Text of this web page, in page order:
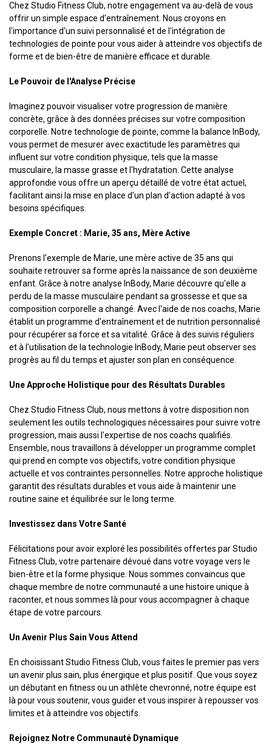
Chez Studio Fitness Club, notre engagement va au-delà de vous
offrir un simple espace d'entraînement. Nous croyons en
l'importance d'un suivi personnalisé et de l'intégration de
technologies de pointe pour vous aider à atteindre vos objectifs de
forme et de bien-être de manière efficace et durable.
Le Pouvoir de l'Analyse Précise
Imaginez pouvoir visualiser votre progression de manière
concrète, grâce à des données précises sur votre composition
corporelle. Notre technologie de pointe, comme la balance InBody,
vous permet de mesurer avec exactitude les paramètres qui
influent sur votre condition physique, tels que la masse
musculaire, la masse grasse et l'hydratation. Cette analyse
approfondie vous offre un aperçu détaillé de votre état actuel,
facilitant ainsi la mise en place d'un plan d'action adapté à vos
besoins spécifiques.
Exemple Concret : Marie, 35 ans, Mère Active
Prenons l'exemple de Marie, une mère active de 35 ans qui
souhaite retrouver sa forme après la naissance de son deuxième
enfant. Grâce à notre analyse InBody, Marie découvre qu'elle a
perdu de la masse musculaire pendant sa grossesse et que sa
composition corporelle a changé. Avec l'aide de nos coachs, Marie
établit un programme d'entraînement et de nutrition personnalisé
pour récupérer sa force et sa vitalité. Grâce à des suivis réguliers
et à l'utilisation de la technologie InBody, Marie peut observer ses
progrès au fil du temps et ajuster son plan en conséquence.
Une Approche Holistique pour des Résultats Durables
Chez Studio Fitness Club, nous mettons à votre disposition non
seulement les outils technologiques nécessaires pour suivre votre
progression, mais aussi l'expertise de nos coachs qualifiés.
Ensemble, nous travaillons à développer un programme complet
qui prend en compte vos objectifs, votre condition physique
actuelle et vos contraintes personnelles. Notre approche holistique
garantit des résultats durables et vous aide à maintenir une
routine saine et équilibrée sur le long terme.
Investissez dans Votre Santé
Félicitations pour avoir exploré les possibilités offertes par Studio
Fitness Club, votre partenaire dévoué dans votre voyage vers le
bien-être et la forme physique. Nous sommes convaincus que
chaque membre de notre communauté a une histoire unique à
raconter, et nous sommes là pour vous accompagner à chaque
étape de votre parcours.
Un Avenir Plus Sain Vous Attend
En choisissant Studio Fitness Club, vous faites le premier pas vers
un avenir plus sain, plus énergique et plus positif. Que vous soyez
un débutant en fitness ou un athlète chevronné, notre équipe est
là pour vous soutenir, vous guider et vous inspirer à repousser vos
limites et à atteindre vos objectifs.
Rejoignez Notre Communauté Dynamique